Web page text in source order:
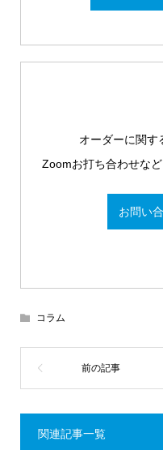
オーダーに関す
Zoomお打ち合わせな
お問い
コラム
関連記事一覧